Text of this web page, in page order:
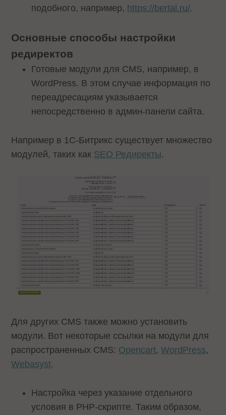
подобного, например, https://bertal.ru/.
Основные способы настройки
редиректов
Готовые модули для CMS, например, в
WordPress. В этом случае информация по
переадресациям указывается
непосредственно в админ-панели сайта.
Например в 1C-Битрикс существует множество
модулей, таких как SEO Редиректы.
Для других CMS также можно установить
модули. Вот некоторые ссылки на модули для
распространенных CMS: Opencart,WordPress,
Webasyst.
Настройка через указание отдельного
условия в PHP-скрипте. Таким образом,